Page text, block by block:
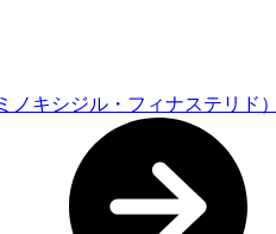
ノキシジル・フィナステリド）